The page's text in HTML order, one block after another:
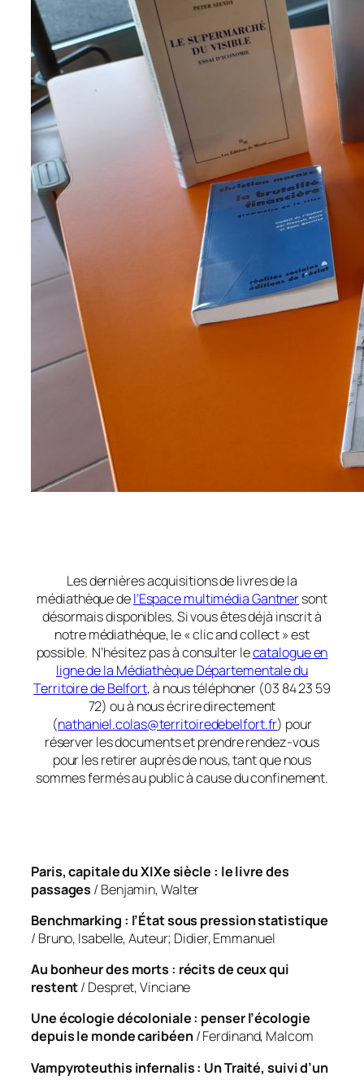
Les dernières acquisitions de livres de la
médiathèque del’Espace multimédia Gantnersont
désormais disponibles. Si vous êtes déjà inscrit à
notre médiathèque, le « clic and collect » est
possible. N’hésitez pas à consulter lecatalogue en
ligne de la Médiathèque Départementale du
Territoire de Belfort, à nous téléphoner (03 84 23 59
72) ou à nous écrire directement
(nathaniel.colas@territoiredebelfort.fr) pour
réserver les documents et prendre rendez-vous
pour les retirer auprès de nous, tant que nous
sommes fermés au public à cause du confinement.
Paris, capitale du XIXe siècle : le livre des
passages / Benjamin, Walter
Benchmarking : l’État sous pression statistique
/ Bruno, Isabelle, Auteur; Didier, Emmanuel
Au bonheur des morts : récits de ceux qui
restent/ Despret, Vinciane
Une écologie décoloniale : penser l’écologie
depuis le monde caribéen/ Ferdinand, Malcom
Vampyroteuthis infernalis : Un Traité, suivi d’un